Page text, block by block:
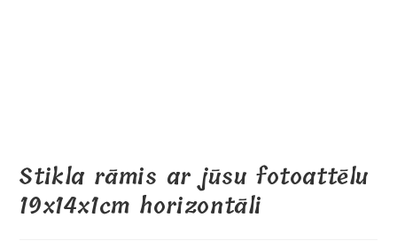
Stikla rāmis ar jūsu fotoattēlu
19x14x1cm horizontāli